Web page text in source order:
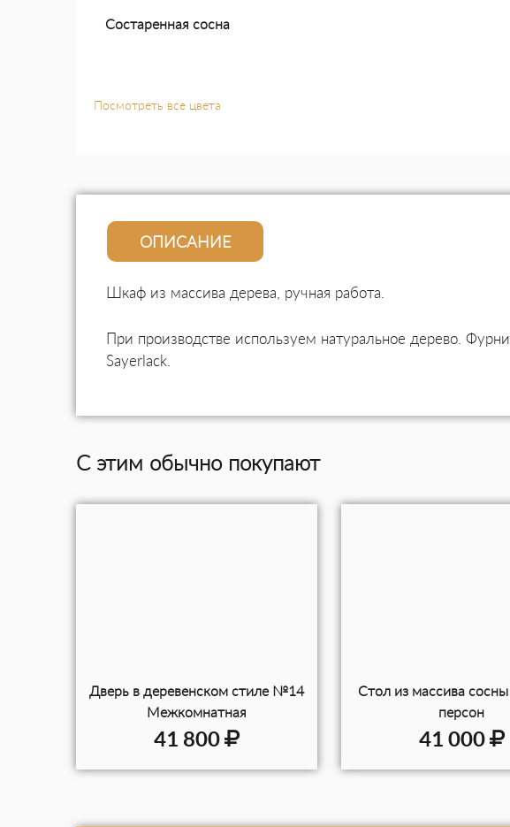
Состаренная сосна
Посмотреть все цвета
ОПИСАНИЕ
Шкаф из массива дерева, ручная работа.
При производстве используем натуральное дерево.
Sayerlack.
С этим обычно покупают
Дверь в деревенском стиле №14
Межкомнатная
41 800
Стол из массива
персон
41 000